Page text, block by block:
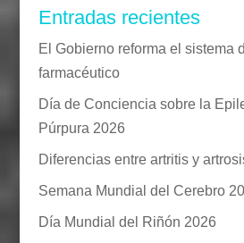
Entradas recientes
El Gobierno reforma el sistema
farmacéutico
Día de Conciencia sobre la
Púrpura 2026
Diferencias entre artritis y
Semana Mundial del Cerebro
Día Mundial del Riñón 2026